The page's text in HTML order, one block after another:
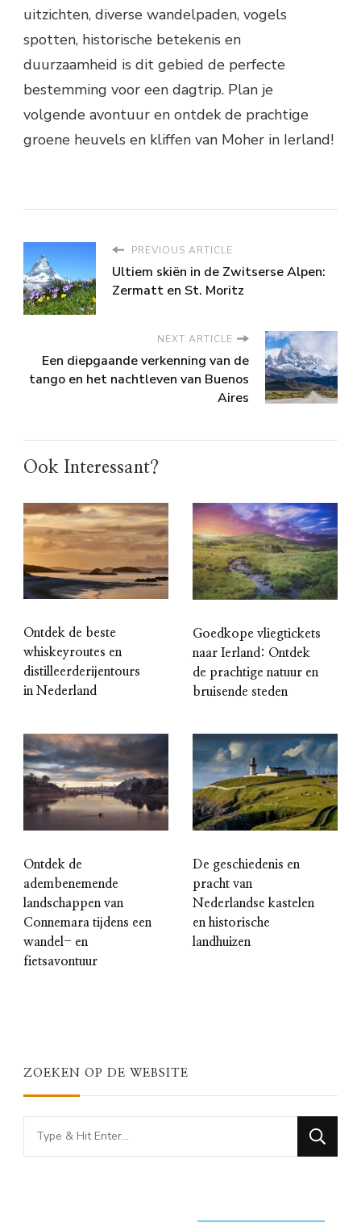
uitzichten, diverse wandelpaden, vogels
spotten, historische betekenis en
duurzaamheid is dit gebied de perfecte
bestemming voor een dagtrip. Plan je
volgende avontuur en ontdek de prachtige
groene heuvels en kliffen van Moher in Ierland!
PREVIOUS ARTICLE
Ultiem skiën in de Zwitserse Alpen:
Zermatt en St. Moritz
NEXT ARTICLE
Een diepgaande verkenning van de
tango en het nachtleven van Buenos
Aires
Ook Interessant?
Ontdek de beste
whiskeyroutes en
distilleerderijentours
in Nederland
Goedkope vliegtickets
naar Ierland: Ontdek
de prachtige natuur en
bruisende steden
Ontdek de
adembenemende
landschappen van
Connemara tijdens een
wandel- en
fietsavontuur
De geschiedenis en
pracht van
Nederlandse kastelen
en historische
landhuizen
ZOEKEN OP DE WEBSITE
Looking
for